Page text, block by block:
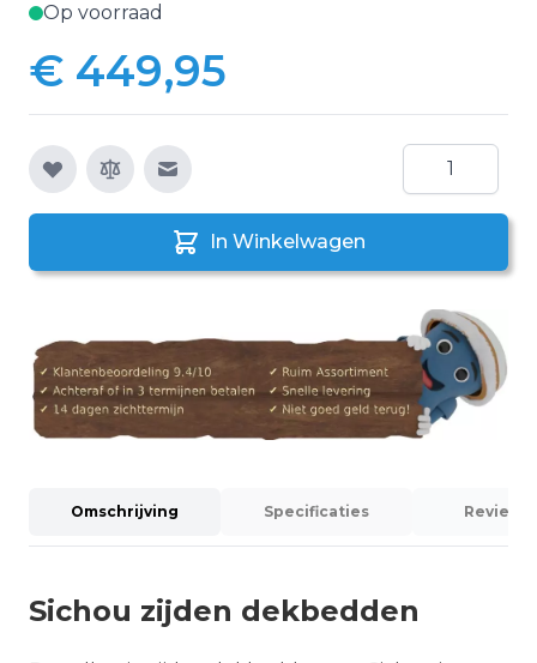
Op voorraad
€ 449,95
E-mail naar een vriend
Aantal
In Winkelwagen
Omschrijving Specificaties Reviews
Sichou zijden dekbedden